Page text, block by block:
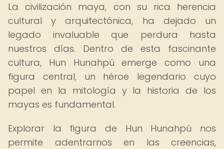
La civilización maya, con su rica herencia
cultural y arquitectónica, ha dejado un
legado invaluable que perdura hasta
nuestros días. Dentro de esta fascinante
cultura, Hun Hunahpú emerge como una
figura central, un héroe legendario cuyo
papel en la mitología y la historia de los
mayas es fundamental.
Explorar la figura de Hun Hunahpú nos
permite adentrarnos en las creencias,